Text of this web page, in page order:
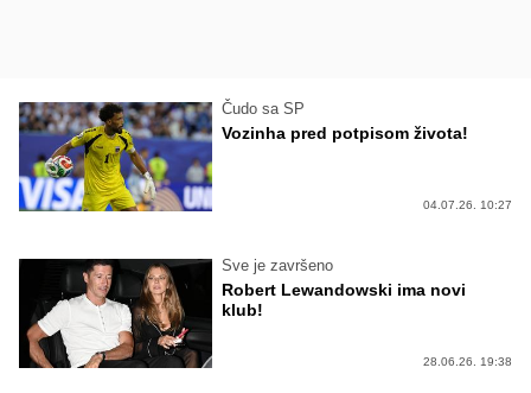
Čudo sa SP
Vozinha pred potpisom života!
04.07.26. 10:27
Sve je završeno
Robert Lewandowski ima novi
klub!
28.06.26. 19:38